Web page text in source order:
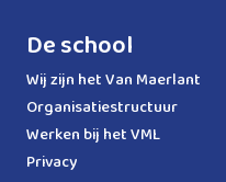
De school
Wij zijn het Van Maerlant
Organisatiestructuur
Werken bij het VML
Privacy